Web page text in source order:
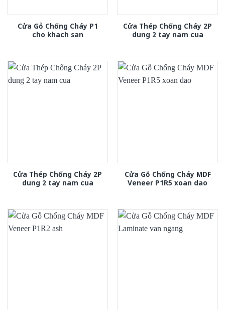
Cửa Gỗ Chống Cháy P1
cho khach san
Cửa Thép Chống Cháy 2P
dung 2 tay nam cua
Cửa Thép Chống Cháy 2P
dung 2 tay nam cua
Cửa Gỗ Chống Cháy MDF
Veneer P1R5 xoan dao